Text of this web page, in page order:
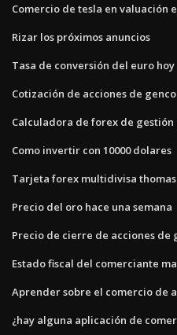
Comercio de tesla en valuación
Rizar los próximos anuncios
Tasa de conversión del euro hoy
Cotización de acciones de genco
Calculadora de forex de gestión
Como invertir con 10000 dolares
Tarjeta forex multidivisa
Precio del oro hace una semana
Precio de cierre de acciones de
Estado fiscal del comerciante
Aprender sobre el comercio de
¿hay alguna aplicación de